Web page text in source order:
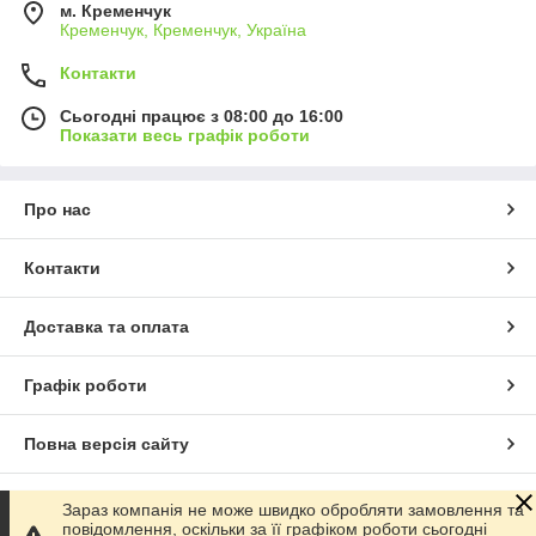
м. Кременчук
Кременчук, Кременчук, Україна
Контакти
Сьогодні працює з 08:00 до 16:00
Показати весь графік роботи
Про нас
Контакти
Доставка та оплата
Графік роботи
Повна версія сайту
Сайт створено на маркетплейсіProm.ua
Зараз компанія не може швидко обробляти замовлення та
повідомлення, оскільки за її графіком роботи сьогодні